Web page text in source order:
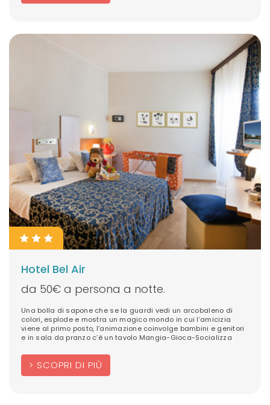
Hotel Bel Air
da 50€ a persona a notte.
Una bolla di sapone che se la guardi vedi un arcobaleno di
colori, esplode e mostra un magico mondo in cui l’amicizia
viene al primo posto, l’animazione coinvolge bambini e genitori
e in sala da pranzo c’è un tavolo Mangia-Gioca-Socializza
SCOPRI DI PIÙ